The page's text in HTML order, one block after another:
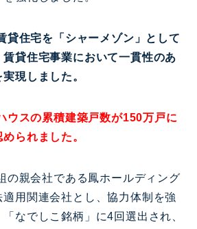
貸住宅を「シャーメゾン」として
貸住宅事業において一貫性のあ
現しました。
ウスの累積建築戸数が150万戸に
られました。
の親会社である鳳ホールディング
用関連会社とし、協力体制を強
なでしこ銘柄」に4回選出され、